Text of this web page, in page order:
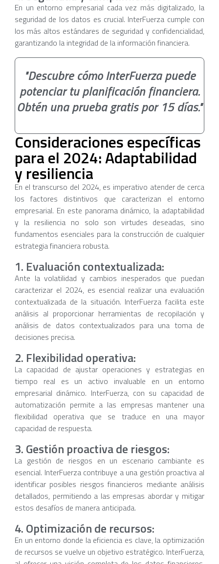
En un entorno empresarial cada vez más digitalizado, la
seguridad de los datos es crucial. InterFuerza cumple con
los más altos estándares de seguridad y confidencialidad,
garantizando la integridad de la información financiera.
"Descubre cómo InterFuerza puede
potenciar tu planificación financiera.
Obtén una prueba gratis por 15 días."
Consideraciones específicas
para el 2024: Adaptabilidad
y resiliencia
En el transcurso del 2024, es imperativo atender de cerca
los factores distintivos que caracterizan el entorno
empresarial. En este panorama dinámico, la adaptabilidad
y la resiliencia no solo son virtudes deseadas, sino
fundamentos esenciales para la construcción de cualquier
estrategia financiera robusta.
1. Evaluación contextualizada:
Ante la volatilidad y cambios inesperados que puedan
caracterizar el 2024, es esencial realizar una evaluación
contextualizada de la situación. InterFuerza facilita este
análisis al proporcionar herramientas de recopilación y
análisis de datos contextualizados para una toma de
decisiones precisa.
2. Flexibilidad operativa:
La capacidad de ajustar operaciones y estrategias en
tiempo real es un activo invaluable en un entorno
empresarial dinámico. InterFuerza, con su capacidad de
automatización permite a las empresas mantener una
flexibilidad operativa que se traduce en una mayor
capacidad de respuesta.
3. Gestión proactiva de riesgos:
La gestión de riesgos en un escenario cambiante es
esencial. InterFuerza contribuye a una gestión proactiva al
identificar posibles riesgos financieros mediante análisis
detallados, permitiendo a las empresas abordar y mitigar
estos desafíos de manera anticipada.
4. Optimización de recursos:
En un entorno donde la eficiencia es clave, la optimización
de recursos se vuelve un objetivo estratégico. InterFuerza,